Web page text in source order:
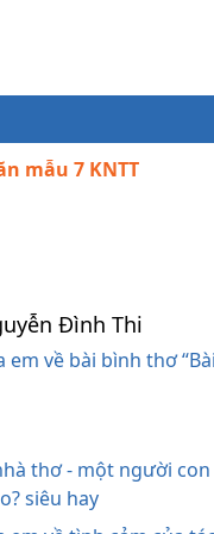
mẫu 7 KNTT
Đình Thi
em về bài bình thơ
thơ - một người
siêu hay